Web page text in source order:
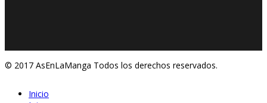
© 2017 AsEnLaManga Todos los derechos reservados.
Inicio